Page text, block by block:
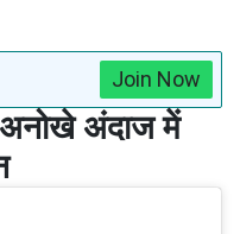
Join Now
अंदाज में